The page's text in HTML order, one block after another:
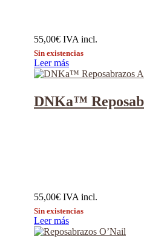
55,00€ IVA incl.
Sin existencias
Leer más
DNKa™
55,00€ IVA incl.
Sin existencias
Leer más